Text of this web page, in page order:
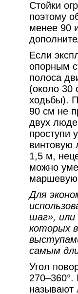
Стойки
поэтому
менее 90
Если
опорным
полоса
(около 30
ходьбы).
90 см не
двух
проступи
винтовую
1,5 м,
можно
маршевую
Для
шаг»,
которых
самым
Угол
называют